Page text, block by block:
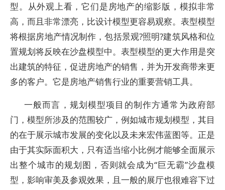
型。从外观上看，它们是房地产的缩影版，模拟非常
高，而且非常漂亮，比设计模型更容易观察。表型模型
将根据房地产情况制作，包括景观?照明?建筑风格和位
置规划将反映在沙盘模型中。表型模型的更大作用是突
出建筑的特征，促进房地产的销售，并为开发商带来更
多的客户。它是房地产销售行业的重要营销工具。
一般而言，规划模型项目的制作方通常为政府部
门，模型所涉及的范围较广，例如城市规划模型，其目
的在于展示城市发展的变化以及未来宏伟蓝图等。正是
由于其实际面积大，只有适当缩小比例才能够全面展示
出整个城市的规划图，否则就会成为“巨无霸”沙盘模
型，影响审美及参观效果，且一般的展厅也很难容下过